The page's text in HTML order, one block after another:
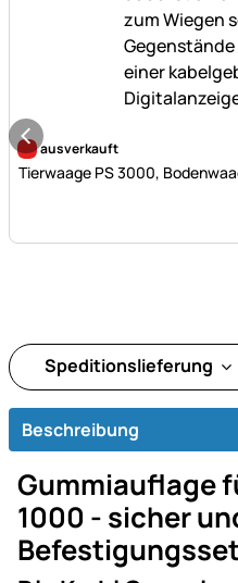
Noch keine Bewertungen
ausverkauft
Tierwaage PS 3000,
Speditionslieferung
Beschreibung
Gummiauflage
1000 - sicher
Befestigungsset